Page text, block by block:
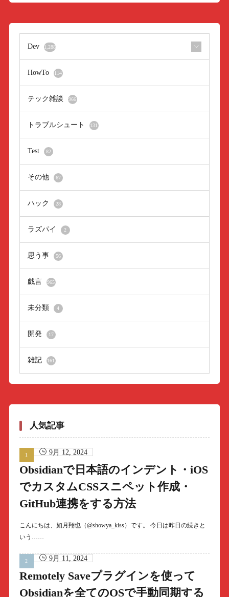
Dev 1,288
HowTo 114
テック雑談 966
トラブルシュート 131
Test 82
その他 67
ハック 28
ラズパイ 2
思う事 56
戯言 965
未分類 4
開発 17
雑記 161
人気記事
9月 12, 2024
Obsidianで日本語のインデント・iOS
でカスタムCSSスニペット作成・
GitHub連携をする方法
こんにちは、如月翔也（@showya_kiss）です。 今日は昨日の続きと
いう……
9月 11, 2024
Remotely Saveプラグインを使って
Obsidianを全てのOSで手動同期する